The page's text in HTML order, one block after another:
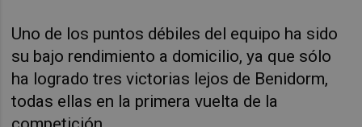
Uno de los puntos débiles del equipo ha sido
su bajo rendimiento a domicilio, ya que sólo
ha logrado tres victorias lejos de Benidorm,
todas ellas en la primera vuelta de la